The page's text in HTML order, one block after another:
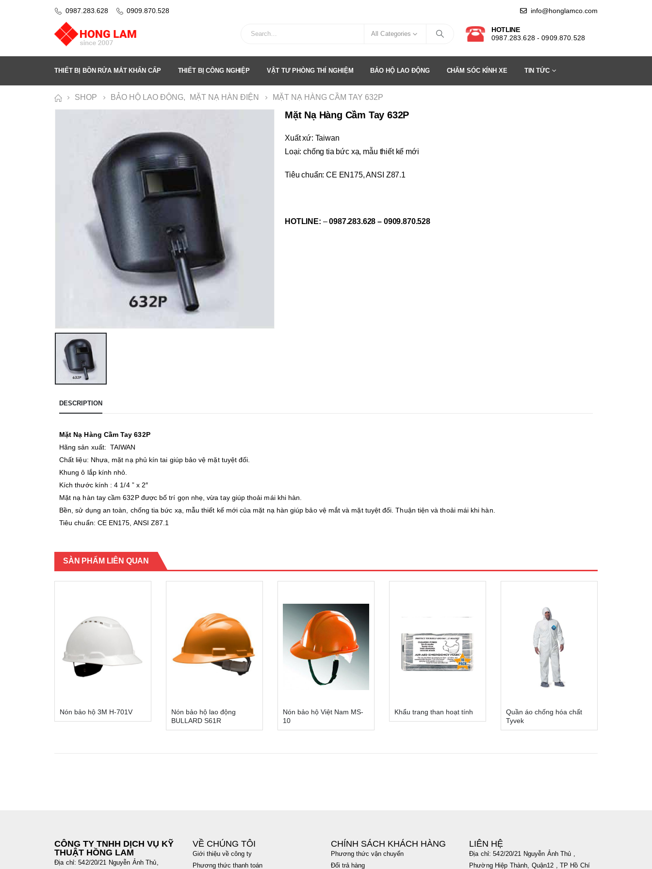
0987.283.628 0909.870.528 info@honglamco.com
All Categories
HOTLINE
0987.283.628 - 0909.870.528
THIẾT BỊ BỒN RỬA MẮT KHẨN CẤP THIẾT BỊ CÔNG NGHIỆP VẬT TƯ PHÒNG THÍ NGHIỆM BẢO HỘ LAO ĐỘNG CHĂM SÓC KÍNH XE TIN TỨC
SHOP BẢO HỘ LAO ĐỘNG, MẶT NẠ HÀN ĐIỆN MẶT NẠ HÀNG CẦM TAY 632P
Mặt Nạ Hàng Cầm Tay 632P
Xuất xứ: Taiwan
Loại: chống tia bức xạ, mẫu thiết kế mới
Tiêu chuẩn: CE EN175, ANSI Z87.1
HOTLINE: –0987.283.628 – 0909.870.528
DESCRIPTION
Mặt Nạ Hàng Cầm Tay 632P
Hãng sản xuất: TAIWAN
Chất liệu: Nhựa, mặt nạ phủ kín tai giúp bảo vệ mặt tuyệt đối.
Khung ô lắp kính nhỏ.
Kích thước kính : 4 1/4 ” x 2″
Mặt nạ hàn tay cầm 632P được bố trí gọn nhẹ, vừa tay giúp thoải mái khi hàn.
Bền, sử dụng an toàn, chống tia bức xạ, mẫu thiết kế mới của mặt nạ hàn giúp bảo vệ mắt và mặt tuyệt đối. Thuận tiện và thoải mái khi hàn.
Tiêu chuẩn: CE EN175, ANSI Z87.1
SÀN PHẨM LIÊN QUAN
Nón bảo hộ 3M H-701V
Nón bảo hộ lao động
BULLARD S61R
Nón bảo hộ Việt Nam MS-
10
Khẩu trang than hoạt tính
Quần áo chống hóa chất
Tyvek
CÔNG TY TNHH DỊCH VỤ KỸ
THUẬT HỒNG LAM
Địa chỉ: 542/20/21 Nguyễn Ảnh Thủ,
VỀ CHÚNG TÔI
Giới thiệu về công ty
Phương thức thanh toán
CHÍNH SÁCH KHÁCH HÀNG
Phương thức vận chuyển
Đổi trả hàng
LIÊN HỆ
Địa chỉ: 542/20/21 Nguyễn Ảnh Thủ ,
Phường Hiệp Thành, Quận12 , TP Hồ Chí